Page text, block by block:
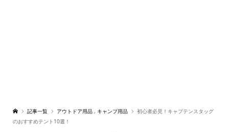
記事一覧 アウトドア用品 , キャンプ用品
初心者必見！キャプテンスタッグ
のおすすめテント10選！